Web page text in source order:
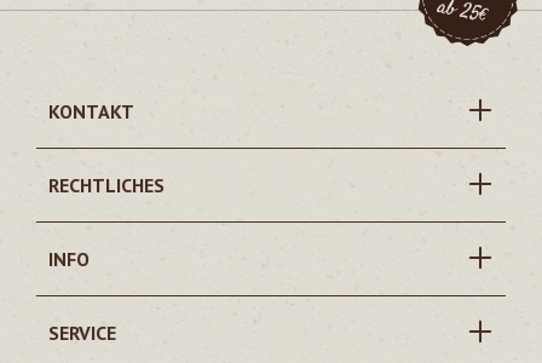
KONTAKT
RECHTLICHES
INFO
SERVICE